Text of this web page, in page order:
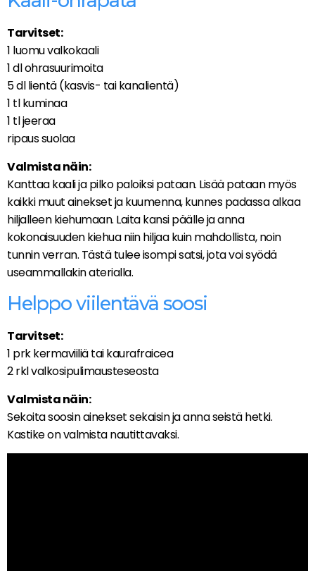
Tarvitset:
1 luomu valkokaali
1 dl ohrasuurimoita
5 dl lientä (kasvis- tai kanalientä)
1 tl kuminaa
1 tl jeeraa
ripaus suolaa
Valmista näin:
Kanttaa kaali ja pilko paloiksi pataan. Lisää pataan myös
kaikki muut ainekset ja kuumenna, kunnes padassa alkaa
hiljalleen kiehumaan. Laita kansi päälle ja anna
kokonaisuuden kiehua niin hiljaa kuin mahdollista, noin
tunnin verran. Tästä tulee isompi satsi, jota voi syödä
useammallakin aterialla.
Helppo viilentävä soosi
Tarvitset:
1 prk kermaviiliä tai kaurafraicea
2 rkl valkosipulimausteseosta
Valmista näin:
Sekoita soosin ainekset sekaisin ja anna seistä hetki.
Kastike on valmista nautittavaksi.